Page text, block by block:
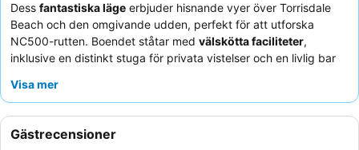
Dess fantastiska läge erbjuder hisnande vyer över Torrisdale
Beach och den omgivande udden, perfekt för att utforska
NC500-rutten. Boendet ståtar med välskötta faciliteter,
inklusive en distinkt stuga för privata vistelser och en livlig bar
denexceptionella personalen
havsutsikt. För en förbättrad upplevelse, överväg att boka
1för dess stora fönster och havsutsikt från två håll.
Visa mer
Gästrecensioner